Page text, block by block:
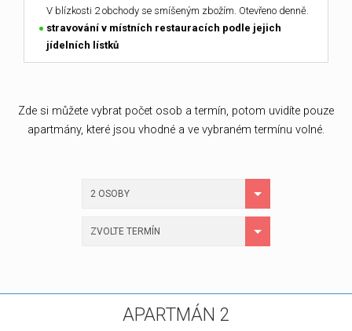
V blízkosti 2 obchody se smíšeným zbožím. Otevřeno denně.
stravování v místních restauracích podle jejich
jídelních lístků
Zde si můžete vybrat počet osob a termín, potom uvidíte pouze
apartmány, které jsou vhodné a ve vybraném termínu volné.
2 OSOBY
ZVOLTE TERMÍN
APARTMÁN 2